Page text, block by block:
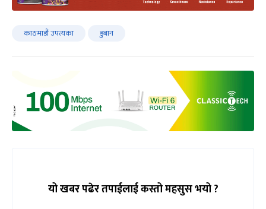
काठमाडौं उपत्यका डुबान
यो खबर पढेर तपाईलाई कस्तो महसुस भयो ?